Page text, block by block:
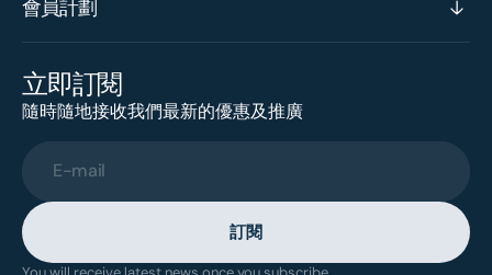
會員計劃
立即訂閱
隨時隨地接收我們最新的優惠及推廣
E-mail
訂閱